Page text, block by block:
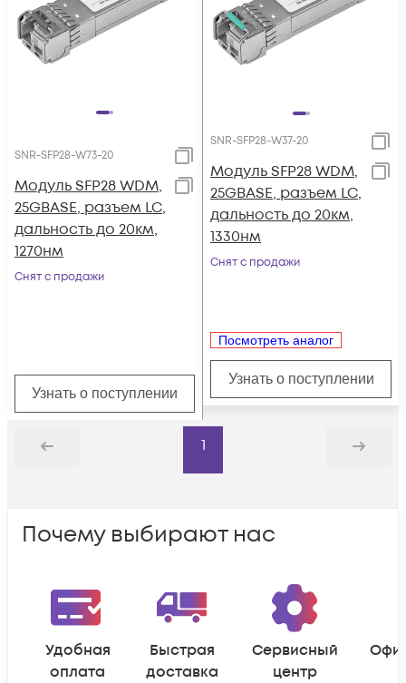
SNR-SFP28-W73-20
Модуль SFP28 WDM,
25GBASE, разъем LC,
дальность до 20км,
1270нм
Снят с продажи
Узнать о поступлении
SNR-SFP28-W37-20
Модуль SFP28 WDM,
25GBASE, разъем LC,
дальность до 20км,
1330нм
Снят с продажи
Посмотреть аналог
Узнать о поступлении
Назад
1
Дальше
Почему выбирают нас
Удобная
оплата
Быстрая
доставка
Сервисный
центр